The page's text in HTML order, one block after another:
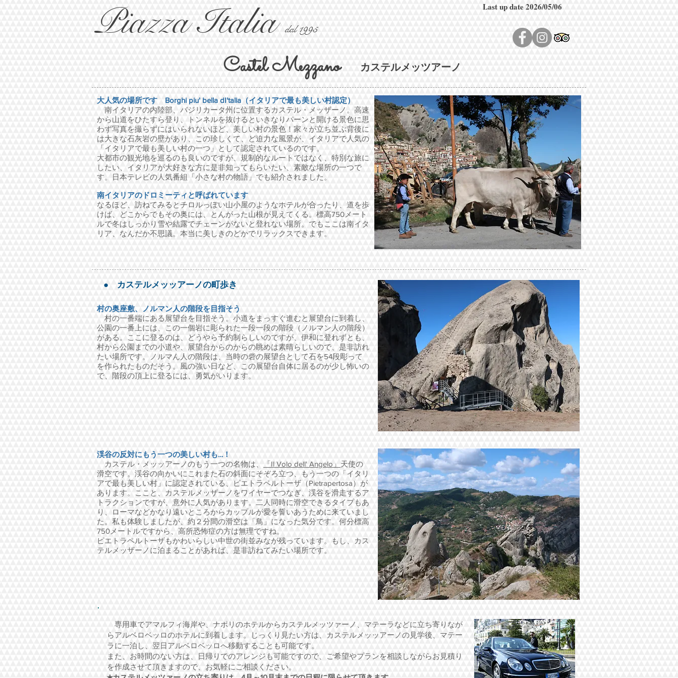
Piazza Italiadal 1995
Last up date 2026/05/06
Castel Mezzano カステルメッツアーノ
大人気の場所です Borghi piu' bella dI'talia（イタリアで最も美しい村認定）
南イタリアの内陸部、バジリカータ州に位置するカステル・メッザーノ。高速
から山道をひたすら登り、トンネルを抜けるといきなりパーンと開ける景色に思
わず写真を撮らずにはいられないほど、美しい村の景色！家々が立ち並ぶ背後に
は大きな石灰岩の壁があり、この珍しくて、ど迫力な風景が、イタリアで人気の
「イタリアで最も美しい村の一つ」として認定されているのです。
大都市の観光地を巡るのも良いのですが、規制的なルートではなく、特別な旅に
したい、イタリアが大好きな方に是非知ってもらいたい、素敵な場所の一つで
す。日本テレビの人気番組「小さな村の物語」でも紹介されました。
南イタリアのドロミーティと呼ばれています
なるほど、訪ねてみるとチロルっぽい山小屋のようなホテルが合ったり、道を歩
けば、どこからでもその奥には、とんがった山根が見えてくる。標高750メート
ルで冬はしっかり雪や結露でチェーンがないと登れない場所。でもここは南イタ
リア、なんだか不思議。本当に美しきのどかでリラックスできます。
● カステルメッッアーノの町歩き
村の奥座敷、ノルマン人の階段を目指そう
村の一番端にある展望台を目指そう。小道をまっすぐ進むと展望台に到着し、
公園の一番上には、この一個岩に彫られた一段一段の階段（ノルマン人の階段）
がある。ここに登るのは、どうやら予約制らしいのですが、伊和に登れずとも、
村から公園までの小道や、展望台からのからの眺めは素晴らしいので、是非訪れ
たい場所です。ノルマん人の階段は、当時の砦の展望台として石を54段彫って
を作られたものだそう。風の強い日など、この展望台自体に居るのが少し怖いの
で、階段の頂上に登るには、勇気がいります。
渓谷の反対にもう一つの美しい村も…！
カステル・メッッアーノのもう一つの名物は、
「Il Volo dell' Angelo」 天使の
滑空です。渓谷の向かいにこれまた石の斜面にそぞろ立つ、もう一つの「イタリ
アで最も美しい村」に認定されている、ピエトラペルトーザ（Pietrapertosa）が
あります。ここと、カステルメッザーノをワイヤーでつなぎ、渓谷を滑走するア
トラクションですが、意外に人気があります。二人同時に滑空できるタイプもあ
り、ローマなどかなり遠いところからカップルが愛を誓いあうために来ていまし
た。私も体験しましたが、約２分間の滑空は「鳥」になった気分です。何分標高
750メートルですから、高所恐怖症の方は無理ですね。
​ピエトラペルトーザもかわいらしい中世の街並みなが残っています。もし、カス
テルメッザーノに泊まることがあれば、是非訪ねてみたい場所です。
専用車でアマルフィ海岸や、ナポリのホテルからカステルメッツァーノ、マテーラなどに立ち寄りなが
らアルベロベッロのホテルに到着します。じっくり見たい方は、カステルメッッアーノの見学後、マテー
ラに一泊し、翌日アルベロベッロへ移動することも可能です。
また、お時間のない方は、日帰りでのアレンジも可能ですので、ご希望やプランを相談しながらお見積り
を作成させて頂きますので、お気軽にご相談ください。